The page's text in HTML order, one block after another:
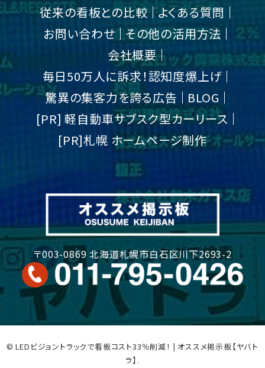
従来の看板との比較 よくある質問
お問い合わせ
その他の活用方法
会社概要
毎日50万人に訴求！認知度爆上げ
驚異の集客力を誇る広告
BLOG
[PR] 軽自動車サブスク型カーリース
[PR]札幌 ホームページ制作
〒003-0869 北海道札幌市白石区川下2693-2
© LEDビジョントラックで看板コスト33％削減！ | オススメ掲示板【ヤバト
ラ】.